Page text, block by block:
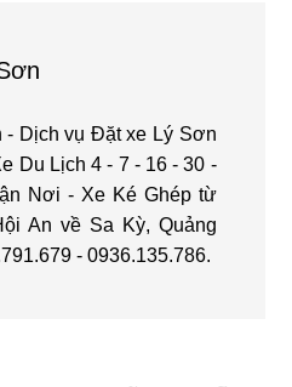
Dịch vụ Đặt xe Lý Sơn
Du Lịch 4 - 7 - 16 - 30 -
Nơi - Xe Ké Ghép từ
An về Sa Kỳ, Quảng
- 0936.135.786.